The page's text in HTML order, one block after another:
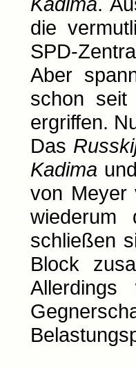
die
SPD-
Aber
schon
ergriffen.
Das
Kadima
von Meyer
schließen
Block